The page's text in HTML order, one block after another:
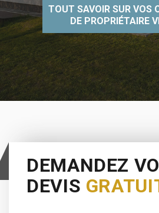
TOUT SAVOIR SUR VOS
DE PROPRIÉTAIRE
DEMANDEZ
DEVIS